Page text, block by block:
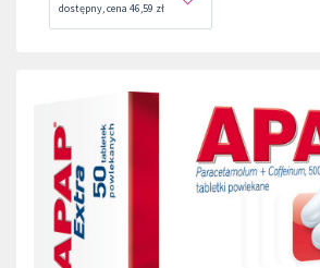
dostępny,cena 46,59 zł